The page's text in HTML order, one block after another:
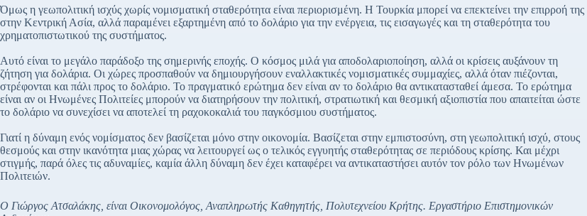
Όμως η γεωπολιτική ισχύς χωρίς νομισματική σταθερότητα είναι περιορισμένη. Η Τουρκία μπορεί να επεκτείνει την επιρροή της
στην Κεντρική Ασία, αλλά παραμένει εξαρτημένη από το δολάριο για την ενέργεια, τις εισαγωγές και τη σταθερότητα του
χρηματοπιστωτικού της συστήματος.
Αυτό είναι το μεγάλο παράδοξο της σημερινής εποχής. Ο κόσμος μιλά για αποδολαριοποίηση, αλλά οι κρίσεις αυξάνουν τη
ζήτηση για δολάρια. Οι χώρες προσπαθούν να δημιουργήσουν εναλλακτικές νομισματικές συμμαχίες, αλλά όταν πιέζονται,
στρέφονται και πάλι προς το δολάριο. Το πραγματικό ερώτημα δεν είναι αν το δολάριο θα αντικατασταθεί άμεσα. Το ερώτημα
είναι αν οι Ηνωμένες Πολιτείες μπορούν να διατηρήσουν την πολιτική, στρατιωτική και θεσμική αξιοπιστία που απαιτείται ώστε
το δολάριο να συνεχίσει να αποτελεί τη ραχοκοκαλιά του παγκόσμιου συστήματος.
Γιατί η δύναμη ενός νομίσματος δεν βασίζεται μόνο στην οικονομία. Βασίζεται στην εμπιστοσύνη, στη γεωπολιτική ισχύ, στους
θεσμούς και στην ικανότητα μιας χώρας να λειτουργεί ως ο τελικός εγγυητής σταθερότητας σε περιόδους κρίσης. Και μέχρι
στιγμής, παρά όλες τις αδυναμίες, καμία άλλη δύναμη δεν έχει καταφέρει να αντικαταστήσει αυτόν τον ρόλο των Ηνωμένων
Πολιτειών.
Ο Γιώργος Ατσαλάκης, είναι Οικονομολόγος, Αναπληρωτής Καθηγητής, Πολυτεχνείου Κρήτης. Εργαστήριο Επιστημονικών